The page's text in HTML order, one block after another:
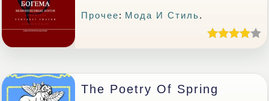
Прочее: Мода И Стиль.
The Poetry Of Spring